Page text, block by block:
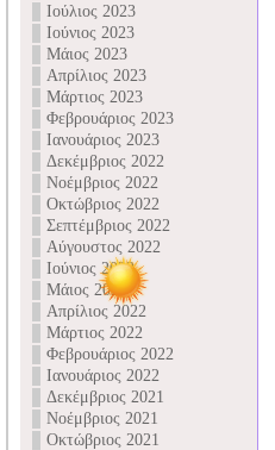
Ιούλιος 2023
Ιούνιος 2023
Μάιος 2023
Απρίλιος 2023
Μάρτιος 2023
Φεβρουάριος 2023
Ιανουάριος 2023
Δεκέμβριος 2022
Νοέμβριος 2022
Οκτώβριος 2022
Σεπτέμβριος 2022
Αύγουστος 2022
Ιούνιος 2022
Μάιος 2022
Απρίλιος 2022
Μάρτιος 2022
Φεβρουάριος 2022
Ιανουάριος 2022
Δεκέμβριος 2021
Νοέμβριος 2021
Οκτώβριος 2021